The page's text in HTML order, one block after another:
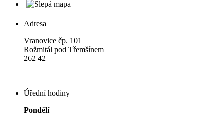
Adresa
Vranovice čp. 101
Rožmitál pod Třemšínem
262 42
Úřední hodiny
Pondělí